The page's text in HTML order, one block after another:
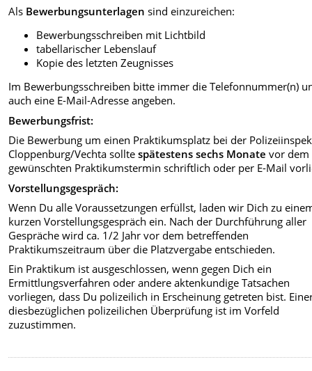
Als Bewerbungsunterlagen sind einzureichen:
Bewerbungsschreiben mit Lichtbild
tabellarischer Lebenslauf
Kopie des letzten Zeugnisses
Im Bewerbungsschreiben bitte immer die Telefonnummer(n)
auch eine E-Mail-Adresse angeben.
Bewerbungsfrist:
Die Bewerbung um einen Praktikumsplatz bei der
Cloppenburg/Vechta solltespätestens sechs Monate vor dem
gewünschten Praktikumstermin schriftlich oder per E-Mail
Vorstellungsgespräch:
Wenn Du alle Voraussetzungen erfüllst, laden wir Dich zu
kurzen Vorstellungsgespräch ein. Nach der Durchführung aller
Gespräche wird ca. 1/2 Jahr vor dem betreffenden
Praktikumszeitraum über die Platzvergabe entschieden.
Ein Praktikum ist ausgeschlossen, wenn gegen Dich ein
Ermittlungsverfahren oder andere aktenkundige Tatsachen
vorliegen, dass Du polizeilich in Erscheinung getreten bist.
diesbezüglichen polizeilichen Überprüfung ist im Vorfeld
zuzustimmen.